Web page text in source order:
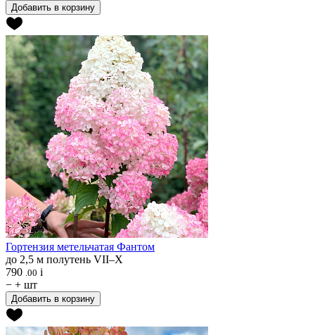
Добавить в корзину
Гортензия метельчатая Фантом
до 2,5 м полутень VII–X
790 .00 i
− + шт
Добавить в корзину